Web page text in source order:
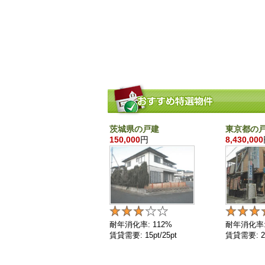
茨城県の戸建
150,000円
耐年消化率: 112%
賃貸需要: 15pt/25pt
東京都の
8,430,000
耐年消化
賃貸需要: